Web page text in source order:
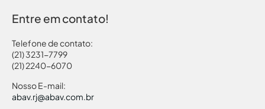
Entre em contato!
Telefone de contato:
(21) 3231-7799
(21) 2240-6070
Nosso E-mail:
abav.rj@abav.com.br